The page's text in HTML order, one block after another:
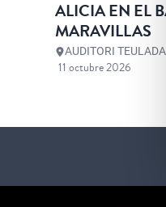
ALICIA EN EL
MARAVILLAS
AUDITORI TEULADA
11 octubre 2026